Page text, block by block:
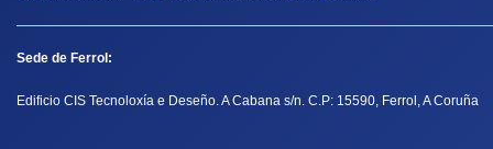
Sede de Ferrol:
Edificio CIS Tecnoloxía e Deseño. A Cabana s/n. C.P: 15590, Ferrol, A Coruña